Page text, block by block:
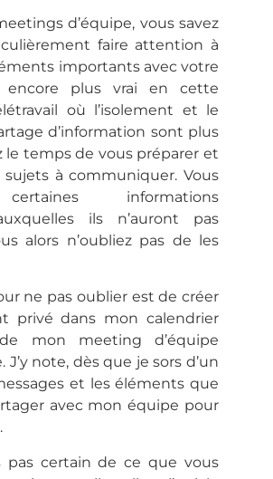
d’équipe, vous savez
faire attention à
importants avec votre
encore plus vrai en cette
où l’isolement et le
d’information sont plus
le temps de vous préparer et
sujets à communiquer. Vous
informations
ils n’auront pas
alors n’oubliez pas de les
ne pas oublier est de créer
privé dans mon calendrier
mon meeting d’équipe
J’y note, dès que je sors d’un
et les éléments que
avec mon équipe pour
pas certain de ce que vous